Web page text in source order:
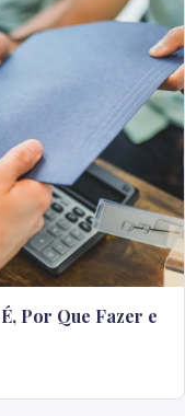
Por Que Fazer e